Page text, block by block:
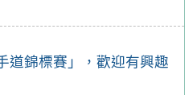
道錦標賽」，歡迎有興趣